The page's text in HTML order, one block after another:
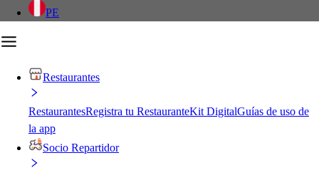
PE
Restaurantes
RestaurantesRegistra tu RestauranteKit DigitalGuías de uso de
la app
Socio Repartidor